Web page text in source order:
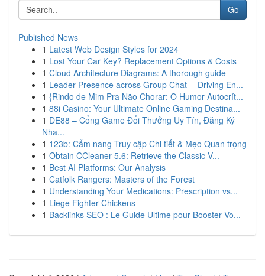
Go
Published News
1 Latest Web Design Styles for 2024
1 Lost Your Car Key? Replacement Options & Costs
1 Cloud Architecture Diagrams: A thorough guide
1 Leader Presence across Group Chat -- Driving En...
1 {Rindo de Mim Pra Não Chorar: O Humor Autocrít...
1 88i Casino: Your Ultimate Online Gaming Destina...
1 DE88 – Cổng Game Đổi Thưởng Uy Tín, Đăng Ký
Nha...
1 123b: Cẩm nang Truy cập Chi tiết & Mẹo Quan trọng
1 Obtain CCleaner 5.6: Retrieve the Classic V...
1 Best AI Platforms: Our Analysis
1 Catfolk Rangers: Masters of the Forest
1 Understanding Your Medications: Prescription vs...
1 Liege Fighter Chickens
1 Backlinks SEO : Le Guide Ultime pour Booster Vo...